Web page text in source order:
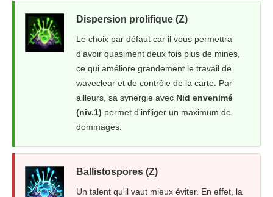
Dispersion prolifique (Z)
Le choix par défaut car il vous permettra
d'avoir quasiment deux fois plus de mines,
ce qui améliore grandement le travail de
waveclear et de contrôle de la carte. Par
ailleurs, sa synergie avec Nid envenimé
(niv.1) permet d'infliger un maximum de
dommages.
Ballistospores (Z)
Un talent qu'il vaut mieux éviter. En effet, la